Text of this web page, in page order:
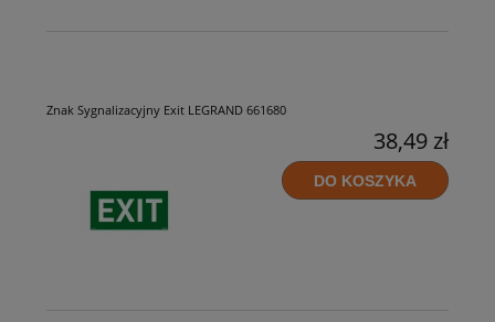
Znak Sygnalizacyjny Exit LEGRAND 661680
38,49 zł
DO KOSZYKA